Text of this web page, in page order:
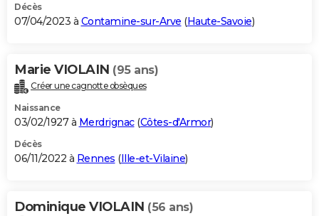
Décès
07/04/2023 à Contamine-sur-Arve (Haute-Savoie)
Marie VIOLAIN (95 ans)
Créer une cagnotte obsèques
Naissance
03/02/1927 à Merdrignac(Côtes-d'Armor)
Décès
06/11/2022 à Rennes (Ille-et-Vilaine)
Dominique VIOLAIN (56 ans)